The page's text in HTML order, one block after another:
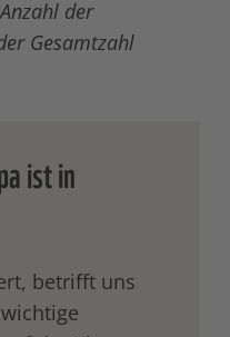
der
Gesamtzahl
ist in
betrifft uns